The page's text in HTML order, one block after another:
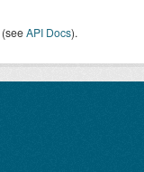
(seeAPI Docs).